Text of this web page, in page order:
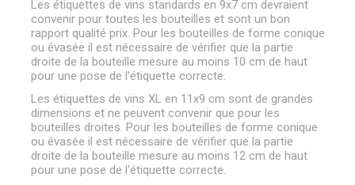
Les étiquettes de vins standards en 9x7 cm devraient
convenir pour toutes les bouteilles et sont un bon
rapport qualité prix. Pour les bouteilles de forme conique
ou évasée il est nécessaire de vérifier que la partie
droite de la bouteille mesure au moins 10 cm de haut
pour une pose de l'étiquette correcte.
Les étiquettes de vins XL en 11x9 cm sont de grandes
dimensions et ne peuvent convenir que pour les
bouteilles droites. Pour les bouteilles de forme conique
ou évasée il est nécessaire de vérifier que la partie
droite de la bouteille mesure au moins 12 cm de haut
pour une pose de l'étiquette correcte.